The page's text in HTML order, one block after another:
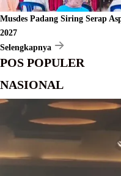
Musdes Padang Siring Serap
2027
Selengkapnya
POS POPULER
NASIONAL